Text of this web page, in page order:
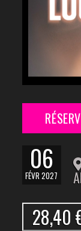
06
FÉVR 2027
28,40